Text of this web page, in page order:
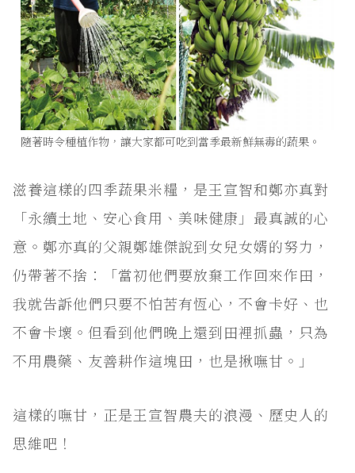
隨著時令種植作物，讓大家都可吃到當季最新鮮無毒的蔬果。
滋養這樣的四季蔬果米糧，是王宣智和鄭亦真對
「永續土地、安心食用、美味健康」最真誠的心
意。鄭亦真的父親鄭雄傑說到女兒女婿的努力，
仍帶著不捨：「當初他們要放棄工作回來作田，
我就告訴他們只要不怕苦有恆心，不會卡好、也
不會卡壞。但看到他們晚上還到田裡抓蟲，只為
不用農藥、友善耕作這塊田，也是揪嘸甘。」
這樣的嘸甘，正是王宣智農夫的浪漫、歷史人的
思維吧！